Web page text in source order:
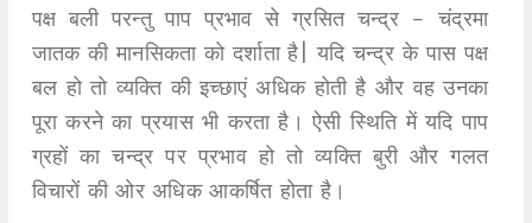
पक्ष बली परन्तु पाप प्रभाव से ग्रसित चन्द्र - चंद्रमा
जातक की मानसिकता को दर्शाता है| यदि चन्द्र के पास पक्ष
बल हो तो व्यक्ति की इच्छाएं अधिक होती है और वह उनका
पूरा करने का प्रयास भी करता है। ऐसी स्थिति में यदि पाप
ग्रहों का चन्द्र पर प्रभाव हो तो व्यक्ति बुरी और गलत
विचारों की ओर अधिक आकर्षित होता है।